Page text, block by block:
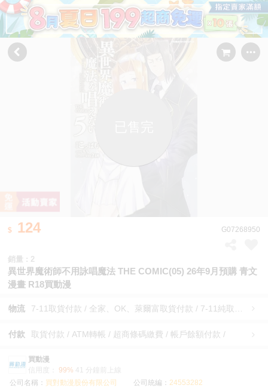
124 G07268950
銷量 : 2
異世界魔術師不用詠唱魔法 THE COMIC(05) 26年9月預購 青文
漫畫 R18買動漫
物流
付款 取貨付款 / ATM轉帳 / 超商條碼繳費 / 帳戶餘額付款 /
買動漫
信用度：
99%
公司名稱： 買對動漫股份有限公司 公司統編： 24553282